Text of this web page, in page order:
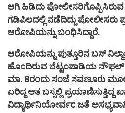
ಆಗಿ ಹಿಡಿದು
ಗಡಿಪಿಲದಲ್ಲಿ ನಡೆದಿದ್ದು ಪೋಲೀಸರು
ಆರೋಪಿಯನ್ನು ಬಂಧಿಸಿದ್ದಾರೆ.
ಆರೋಪಿಯನ್ನು ಪುತ್ತೂರಿನ ಬಸ್
ಹೊಂದಿರುವ ಬೆಟ್ಟಂಪಾಡಿಯ ನೌಫಲ್
ಮಾ. 8ರಂದು ಸಂಜೆ ಸವಣೂರು
ಏರಿದ್ದ ಆತ ಬಸ್ಸಲ್ಲಿ ಪ್ರಯಾಣಿಸುತ್ತಿದ್ದ
ವಿದ್ಯಾರ್ಥಿನಿಯೋರ್ವರ ಜತೆ ಅಸಭ್ಯವಾಗಿ